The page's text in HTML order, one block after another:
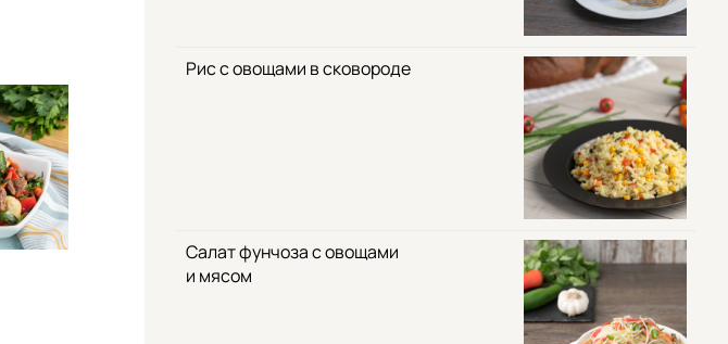
Рис с овощами в сковороде
Салат фунчоза с овощами
и мясом